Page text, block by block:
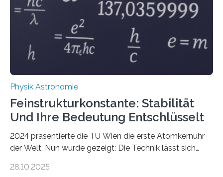
Physik Astronomie
Feinstrukturkonstante: Stabilität
Und Ihre Bedeutung Entschlüsselt
2024 präsentierte die TU Wien die erste Atomkernuhr
der Welt. Nun wurde gezeigt: Die Technik lässt sich
fundamentalen Physik nachzugehen. Thorium-
28.10.2025